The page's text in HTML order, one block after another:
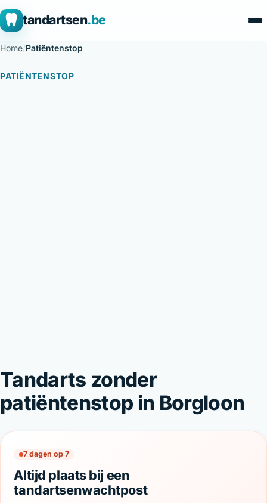
tandartsen.be
Home/Patiëntenstop
PATIËNTENSTOP
Tandarts zonder
patiëntenstop in Borgloon
7 dagen op 7
Altijd plaats bij een
tandartsenwachtpost